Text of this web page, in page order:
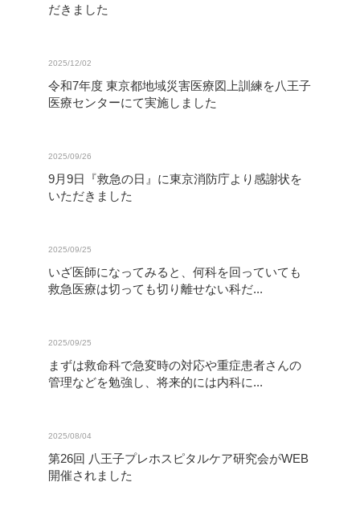
だきました
2025/12/02
令和7年度 東京都地域災害医療図上訓練を八王子
医療センターにて実施しました
2025/09/26
9月9日『救急の日』に東京消防庁より感謝状を
いただきました
2025/09/25
いざ医師になってみると、何科を回っていても
救急医療は切っても切り離せない科だ...
2025/09/25
まずは救命科で急変時の対応や重症患者さんの
管理などを勉強し、将来的には内科に...
2025/08/04
第26回 八王子プレホスピタルケア研究会がWEB
開催されました